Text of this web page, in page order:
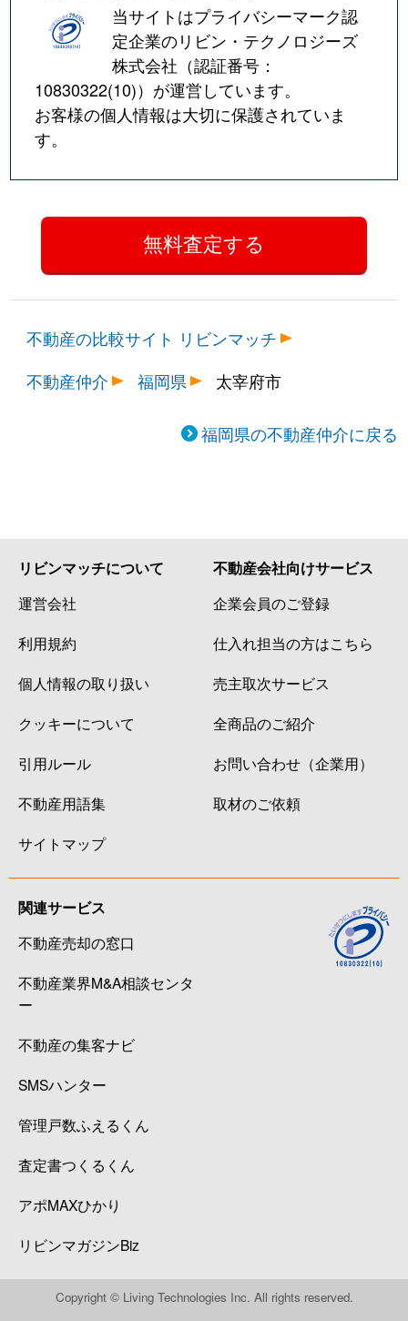
当サイトはプライバシーマーク認
定企業のリビン・テクノロジーズ
株式会社（認証番号：
10830322(10)）が運営しています。
お客様の個人情報は大切に保護されていま
す。
不動産の比較サイト リビンマッチ
不動産仲介
福岡県 太宰府市
福岡県の不動産仲介に戻る
リビンマッチについて
運営会社
利用規約
個人情報の取り扱い
クッキーについて
引用ルール
不動産用語集
サイトマップ
不動産会社向けサービス
企業会員のご登録
仕入れ担当の方はこちら
売主取次サービス
全商品のご紹介
お問い合わせ（企業用）
取材のご依頼
関連サービス
不動産売却の窓口
不動産業界M&A相談センタ
ー
不動産の集客ナビ
SMSハンター
管理戸数ふえるくん
査定書つくるくん
アポMAXひかり
リビンマガジンBiz
Copyright © Living Technologies Inc. All rights reserved.